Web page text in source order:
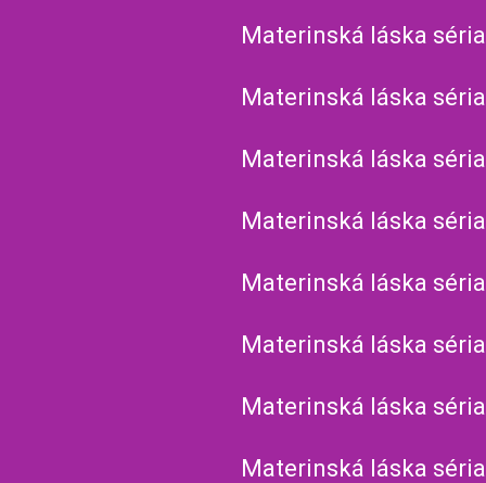
Materinská láska
Materinská láska
Materinská láska
Materinská láska
Materinská láska
Materinská láska
Materinská láska
Materinská láska